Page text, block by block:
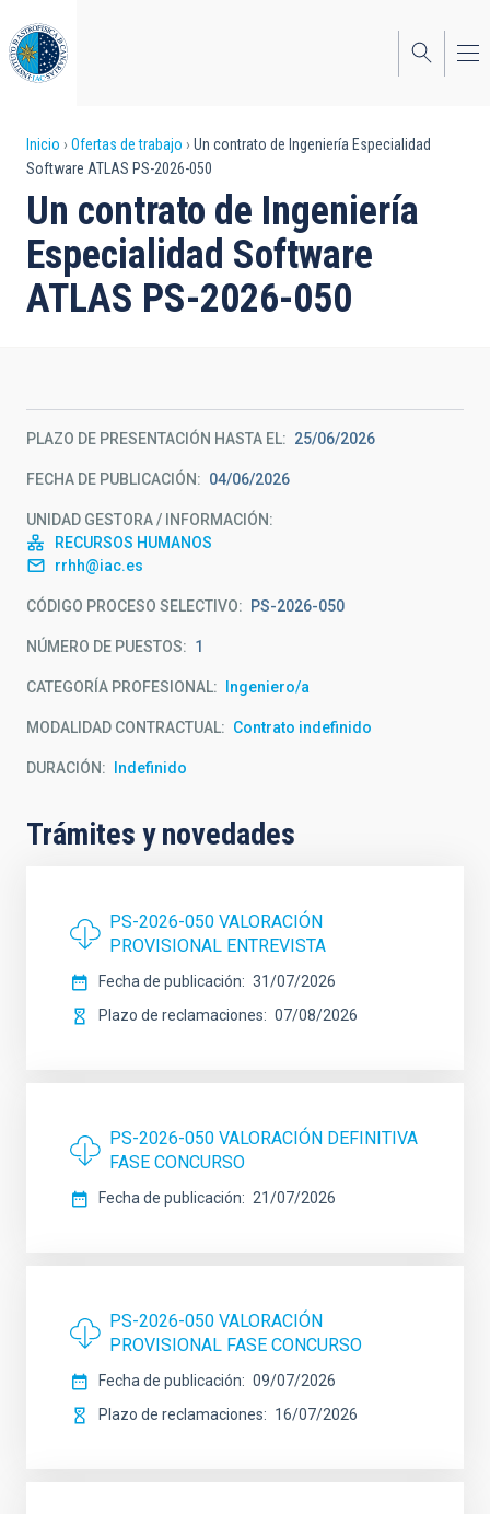
al
contenido
principal
Sobrescribir
enlaces
de
ayuda
a
Inicio Ofertas de trabajo
Un contrato de Ingeniería Especialidad
Software ATLAS PS-2026-050
Un contrato de Ingeniería
Especialidad Software
ATLAS PS-2026-050
PLAZO DE PRESENTACIÓN HASTA EL 25/06/2026
FECHA DE PUBLICACIÓN 04/06/2026
UNIDAD GESTORA / INFORMACIÓN
RECURSOS HUMANOS
rrhh@iac.es
CÓDIGO PROCESO SELECTIVO PS-2026-050
NÚMERO DE PUESTOS 1
CATEGORÍA PROFESIONAL Ingeniero/a
MODALIDAD CONTRACTUAL Contrato indefinido
DURACIÓN Indefinido
Trámites y novedades
PS-2026-050 VALORACIÓN
PROVISIONAL ENTREVISTA
Fecha de publicación
31/07/2026
Plazo de reclamaciones
07/08/2026
PS-2026-050 VALORACIÓN DEFINITIVA
FASE CONCURSO
Fecha de publicación 21/07/2026
PS-2026-050 VALORACIÓN
PROVISIONAL FASE CONCURSO
Fecha de publicación
09/07/2026
Plazo de reclamaciones
16/07/2026